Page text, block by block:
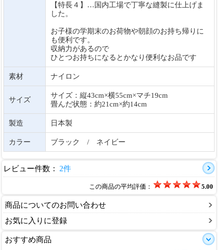
【特長４】…国内工場で丁寧な縫製に仕上げま
した。
お子様の学期末のお荷物や朝顔のお持ち帰りに
も便利です。
収納力があるので
ひとつお持ちになるとかなり便利なお品です
素材 ナイロン
サイズ
サイズ：縦43cm×横55cm×マチ19cm
畳んだ状態：約21cm×約14cm
製造 日本製
カラー ブラック / ネイビー
レビュー件数： 2件
この商品の平均評価： 5.00
商品についてのお問い合わせ
お気に入りに登録
おすすめ商品